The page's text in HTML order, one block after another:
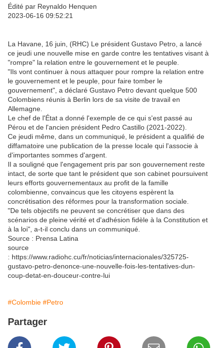
Édité par Reynaldo Henquen
2023-06-16 09:52:21
La Havane, 16 juin, (RHC) Le président Gustavo Petro, a lancé
ce jeudi une nouvelle mise en garde contre les tentatives visant à
"rompre" la relation entre le gouvernement et le peuple.
"Ils vont continuer à nous attaquer pour rompre la relation entre
le gouvernement et le peuple, pour faire tomber le
gouvernement", a déclaré Gustavo Petro devant quelque 500
Colombiens réunis à Berlin lors de sa visite de travail en
Allemagne.
Le chef de l'État a donné l'exemple de ce qui s'est passé au
Pérou et de l'ancien président Pedro Castillo (2021-2022).
Ce jeudi même, dans un communiqué, le président a qualifié de
diffamatoire une publication de la presse locale qui l'associe à
d'importantes sommes d'argent.
Il a souligné que l'engagement pris par son gouvernement reste
intact, de sorte que tant le président que son cabinet poursuivent
leurs efforts gouvernementaux au profit de la famille
colombienne, convaincus que les citoyens espèrent la
concrétisation des réformes pour la transformation sociale.
"De tels objectifs ne peuvent se concrétiser que dans des
scénarios de pleine vérité et d'adhésion fidèle à la Constitution et
à la loi", a-t-il conclu dans un communiqué.
Source : Prensa Latina
source
: https://www.radiohc.cu/fr/noticias/internacionales/325725-
gustavo-petro-denonce-une-nouvelle-fois-les-tentatives-dun-
coup-detat-en-douceur-contre-lui
#Colombie #Petro
Partager